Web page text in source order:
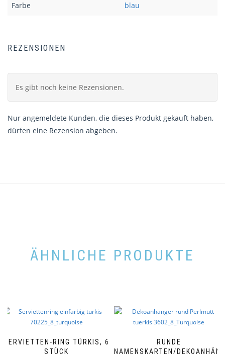
Farbe blau
REZENSIONEN
Es gibt noch keine Rezensionen.
Nur angemeldete Kunden, die dieses Produkt gekauft haben,
dürfen eine Rezension abgeben.
ÄHNLICHE PRODUKTE
SERVIETTEN-RING TÜRKIS, 6
STÜCK
RUNDE
NAMENSKARTEN/